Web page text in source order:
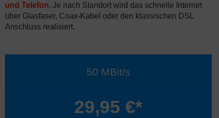
und Telefon. Je nach Standort wird das schnelle Internet
über Glasfaser, Coax-Kabel oder den klassischen DSL
Anschluss realisiert.
50 MBit/s
29,95 €*